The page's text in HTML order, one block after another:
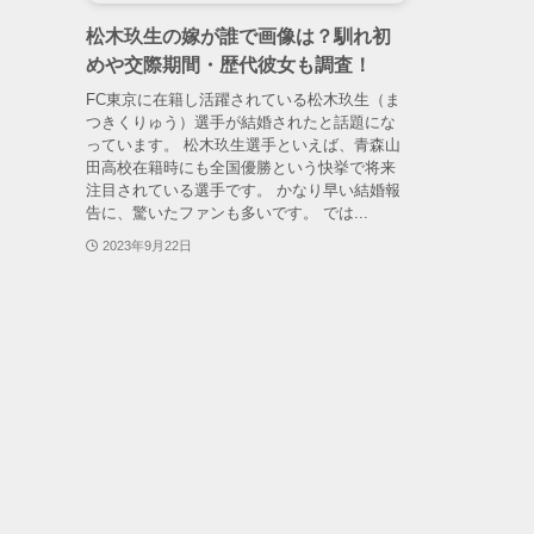
松木玖生の嫁が誰で画像は？馴れ初
めや交際期間・歴代彼女も調査！
FC東京に在籍し活躍されている松木玖生（ま
つきくりゅう）選手が結婚されたと話題にな
っています。 松木玖生選手といえば、青森山
田高校在籍時にも全国優勝という快挙で将来
注目されている選手です。 かなり早い結婚報
告に、驚いたファンも多いです。 では...
2023年9月22日